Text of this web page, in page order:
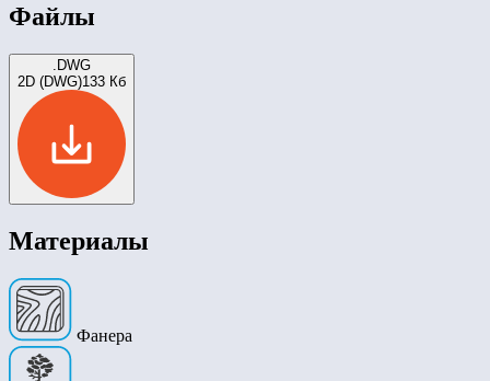
Файлы
.DWG
2D (DWG)133 Кб
Материалы
Фанера